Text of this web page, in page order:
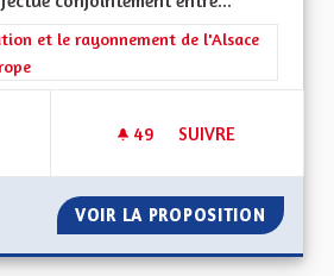
la catégorie : La Culture, l'Education et
et le rayonnement de l'Alsace
49 49 ABONNÉS
SUIVRE
VOIR LA PROPOSITION